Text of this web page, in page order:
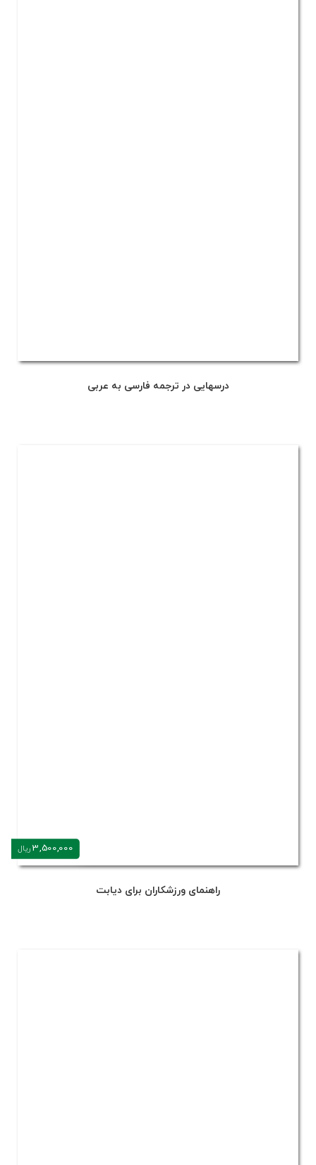
درسهایی در ترجمه فارسی به عربی
3,500,000ریال
راهنمای ورزشکاران برای دیابت